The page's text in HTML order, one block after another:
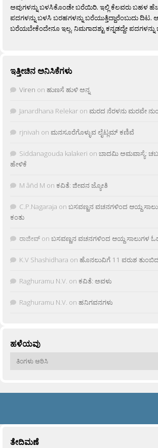
ಅವುಗಳನ್ನು ಬಳಸಿಕೊಂಡೇ ಬರೆಯಿರಿ. ಇಲ್ಲಿ ಕೆಲವರು ಬಹಳ
ಪದಗಳನ್ನು ಬಳಸಿ ಬರಹಗಳನ್ನು ಬರೆಯುತ್ತಿದ್ದಾರೆಂಬುದು
ಬರೆಯಬೇಕೆಂದೇನೂ ಇಲ್ಲ. ನಿಮಗಾದಶ್ಟು ಕನ್ನಡದ್ದೇ
ಇತ್ತೀಚಿನ ಅನಿಸಿಕೆಗಳು
Viren on ಹುಣಸೆ ಹುಳಿ ಅನ್ನ
Janardhana Relekar on ಮರದ ನೆರಳನು ಮರವೇ
rjnivah on ಮನಸೂರೆಗೊಳ್ಳುವ ಲೈಟ್ಲಮ್ ಕಣಿವೆ
Siddanagouda kalakeri on ಬಾದಮಿ ಅಮವಾಸ್ಯೆ:
ಹೇಳಿಕೆ
M âñd M on ಕವಿತೆ: ಜೀವನ ಜ್ಯೋತಿ
C.P.Nagaraja on ಬಸವಣ್ಣನ ವಚನಗಳಿಂದ ಆಯ್ದ
ಕಂತು
ರಾಜೀವ್ on ಬಸವಣ್ಣನ ವಚನಗಳಿಂದ ಆಯ್ದ ಸಾಲುಗಳ
K.V Shashidhara on ಹೊನಲುವಿಗೆ 11 ವರುಶ
Raghuramu N.V. on ಕವಿತೆ: ಅವಳು
Raghuramu N.V. on ಹನಿಗವನಗಳು
ಹಳೆಯವು
ಹಳೆಯವು
ತೇದಿಮಣೆ